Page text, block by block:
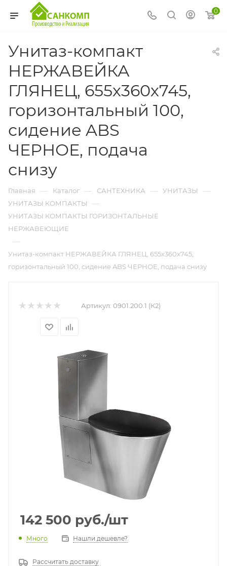
0
Унитаз-компакт
НЕРЖАВЕЙКА
ГЛЯНЕЦ, 655х360х745,
горизонтальный 100,
сидение ABS
ЧЕРНОЕ, подача
снизу
Главная — Каталог — САНТЕХНИКА — УНИТАЗЫ —
УНИТАЗЫ КОМПАКТЫ —
УНИТАЗЫ КОМПАКТЫ ГОРИЗОНТАЛЬНЫЕ
НЕРЖАВЕЮЩИЕ
—
Унитаз-компакт НЕРЖАВЕЙКА ГЛЯНЕЦ, 655х360х745,
горизонтальный 100, сидение ABS ЧЕРНОЕ, подача снизу
Артикул: 0901.200.1 (К2)
142 500 руб./шт
Много Нашли дешевле?
Рассчитать доставку